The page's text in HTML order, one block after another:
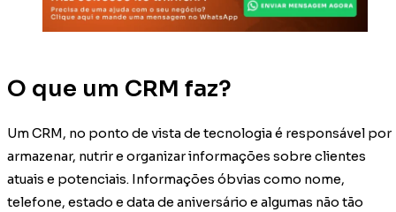
O que um CRM faz?
Um CRM, no ponto de vista de tecnologia é responsável por
armazenar, nutrir e organizar informações sobre clientes
atuais e potenciais. Informações óbvias como nome,
telefone, estado e data de aniversário e algumas não tão